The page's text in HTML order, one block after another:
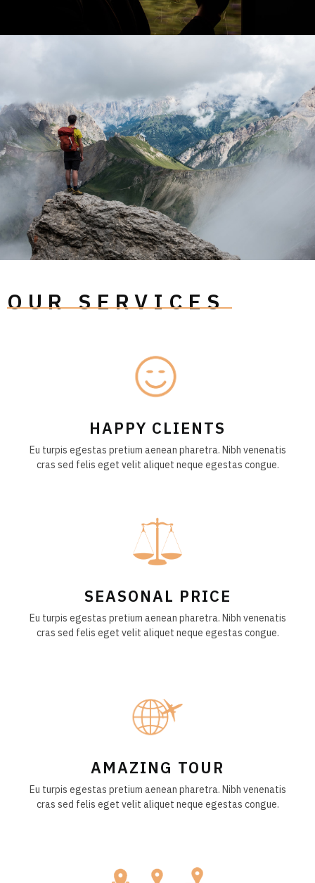
PLACES
OUR SERVICES
HAPPY CLIENTS
Eu turpis egestas pretium aenean pharetra. Nibh venenatis
cras sed felis eget velit aliquet neque egestas congue.
SEASONAL PRICE
Eu turpis egestas pretium aenean pharetra. Nibh venenatis
cras sed felis eget velit aliquet neque egestas congue.
AMAZING TOUR
Eu turpis egestas pretium aenean pharetra. Nibh venenatis
cras sed felis eget velit aliquet neque egestas congue.